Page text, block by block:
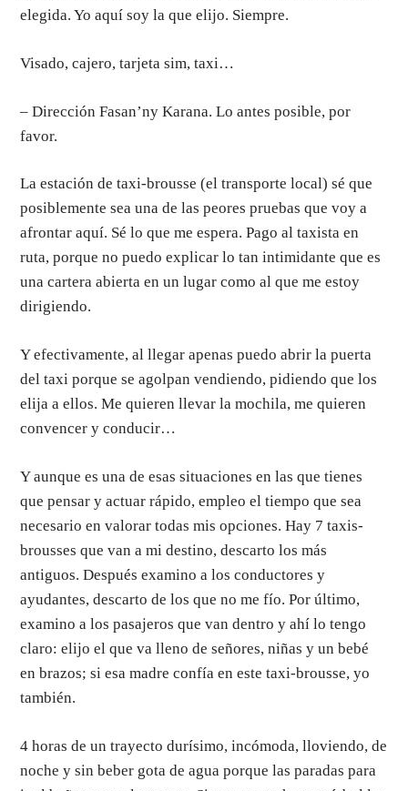
elegida. Yo aquí soy la que elijo. Siempre.
Visado, cajero, tarjeta sim, taxi…
– Dirección Fasan’ny Karana. Lo antes posible, por
favor.
La estación de taxi-brousse (el transporte local) sé que
posiblemente sea una de las peores pruebas que voy a
afrontar aquí. Sé lo que me espera. Pago al taxista en
ruta, porque no puedo explicar lo tan intimidante que es
una cartera abierta en un lugar como al que me estoy
dirigiendo.
Y efectivamente, al llegar apenas puedo abrir la puerta
del taxi porque se agolpan vendiendo, pidiendo que los
elija a ellos. Me quieren llevar la mochila, me quieren
convencer y conducir…
Y aunque es una de esas situaciones en las que tienes
que pensar y actuar rápido, empleo el tiempo que sea
necesario en valorar todas mis opciones. Hay 7 taxis-
brousses que van a mi destino, descarto los más
antiguos. Después examino a los conductores y
ayudantes, descarto de los que no me fío. Por último,
examino a los pasajeros que van dentro y ahí lo tengo
claro: elijo el que va lleno de señores, niñas y un bebé
en brazos; si esa madre confía en este taxi-brousse, yo
también.
4 horas de un trayecto durísimo, incómoda, lloviendo, de
noche y sin beber gota de agua porque las paradas para